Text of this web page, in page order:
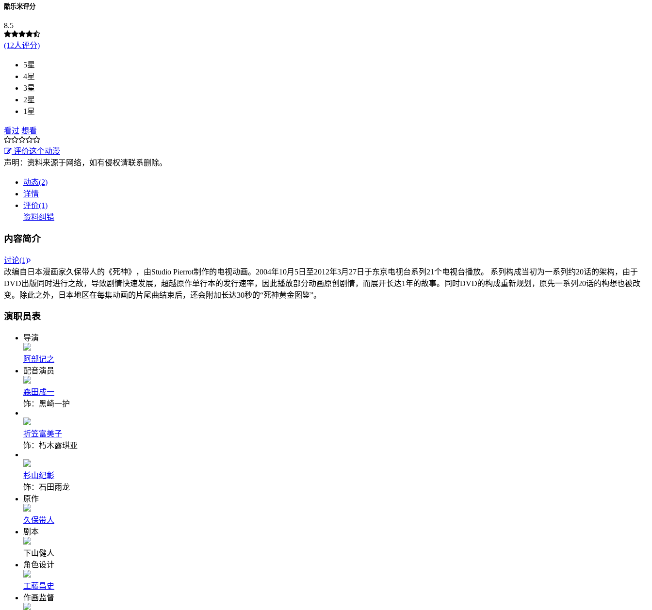
酷乐米评分
8.5
(12人评分)
5星
4星
3星
2星
1星
看过 想看
评价这个动漫
声明：资料来源于网络，如有侵权请联系删除。
动态(2)
详情
评价(1)
资料纠错
内容简介
讨论(1)
改编自日本漫画家久保带人的《死神》，由Studio Pierrot制作的电视动画。2004年10月5日至2012年3月27日于东京电视台系列21个电视台播放。 系列构成当初为一系列约20话的架构，由于
DVD出版同时进行之故，导致剧情快速发展，超越原作单行本的发行速率，因此播放部分动画原创剧情，而展开长达1年的故事。同时DVD的构成重新规划，原先一系列20话的构想也被改
变。除此之外，日本地区在每集动画的片尾曲结束后，还会附加长达30秒的“死神黄金图鉴”。
演职员表
导演
阿部记之
配音演员
森田成一
饰：黑崎一护
折笠富美子
饰：朽木露琪亚
杉山纪彰
饰：石田雨龙
原作
久保带人
剧本
下山健人
角色设计
工藤昌史
作画监督